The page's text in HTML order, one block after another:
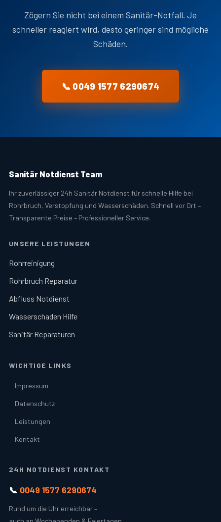
Zögern Sie nicht bei einem Sanitär-Notfall. Je
schneller reagiert wird, desto geringer sind mögliche
Schäden.
📞 0049 1577 6290674
Sanitär Notdienst Team
Ihr zuverlässiger 24h Sanitär Notdienst für schnelle Hilfe bei
Rohrbruch, Verstopfung und Wasserschäden. Schnell vor Ort –
Transparente Preise – Professioneller Service.
UNSERE LEISTUNGEN
Rohrreinigung
Rohrbruch Reparatur
Abfluss Notdienst
Wasserschaden Hilfe
Sanitär Reparaturen
WICHTIGE LINKS
Impressum
Datenschutz
Leistungen
Kontakt
24H NOTDIENST KONTAKT
📞 0049 1577 6290674
Rund um die Uhr erreichbar –